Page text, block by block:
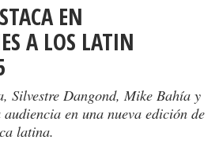
EN
A LOS LATIN
Silvestre Dangond, Mike Bahía y
en una nueva edición de
latina.